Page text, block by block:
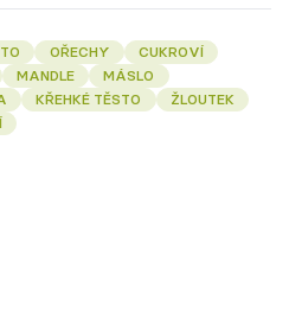
OŘECHY
CUKROVÍ
MANDLE
MÁSLO
KŘEHKÉ TĚSTO
ŽLOUTEK